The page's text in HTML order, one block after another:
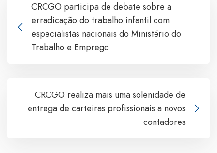
CRCGO participa de debate sobre a
erradicação do trabalho infantil com
especialistas nacionais do Ministério do
Trabalho e Emprego
CRCGO realiza mais uma solenidade de
entrega de carteiras profissionais a novos
contadores